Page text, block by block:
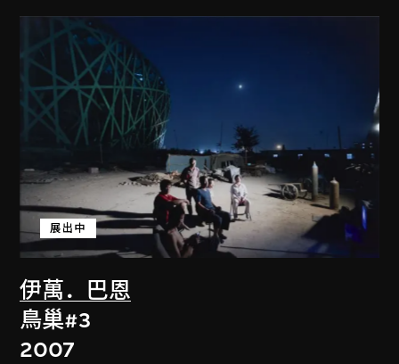
伊萬．巴恩
展出中
鳥巢#3
2007